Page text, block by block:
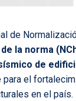
de
la norma
de
para el
en el país.